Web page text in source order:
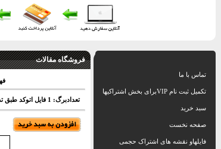
فروشگاه مقالات
تعدادبرگ: 1 فایل اتوکد طبق تصاویر نمونه
تماس با ما
تکمیل ثبت نام VIPبرای بخش اشتراکیها
سبد خرید
صفحه نخست
فایلهاو نقشه های اشتراک حجمی